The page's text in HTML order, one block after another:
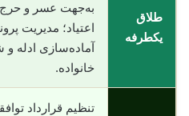
طلاق
یکطرفه
به‌جهت عسر و
اعتیاد؛ مدیریت
آماده‌سازی ادله و
خانواده.
تنظیم قرارداد